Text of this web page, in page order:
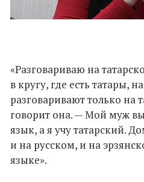
«Разговариваю на
в кругу, где есть татары,
разговаривают только на
говорит она. — Мой муж
язык, а я учу татарский.
и на русском, и на
языке».